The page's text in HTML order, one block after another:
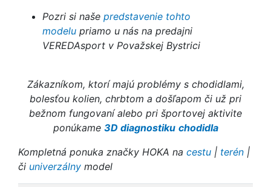
Pozri si naše predstavenie tohto
modelu priamo u nás na predajni
VEREDAsport v Považskej Bystrici
Zákazníkom, ktorí majú problémy s chodidlami,
bolesťou kolien, chrbtom a došľapom či už pri
bežnom fungovaní alebo pri športovej aktivite
ponúkame 3D diagnostiku chodidla
Kompletná ponuka značky HOKA na cestu | terén |
či univerzálny model